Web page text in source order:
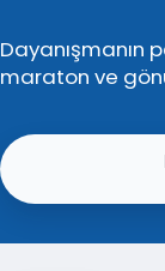
Dayanışmanın
maraton ve